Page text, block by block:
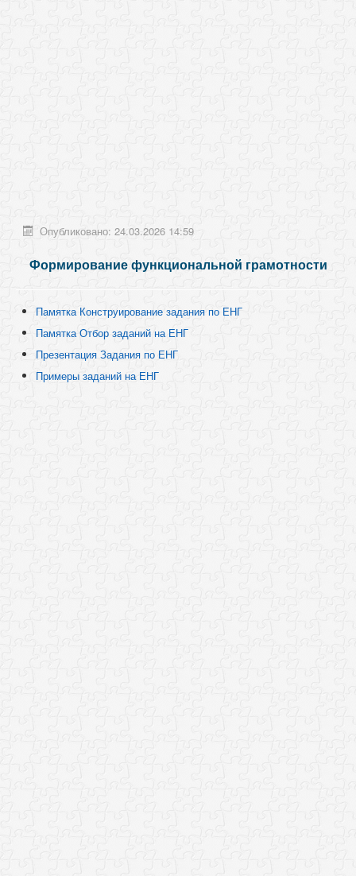
Опубликовано: 24.03.2026 14:59
Формирование функциональной грамотности
Памятка Конструирование задания по ЕНГ
Памятка Отбор заданий на ЕНГ
Презентация Задания по ЕНГ
Примеры заданий на ЕНГ